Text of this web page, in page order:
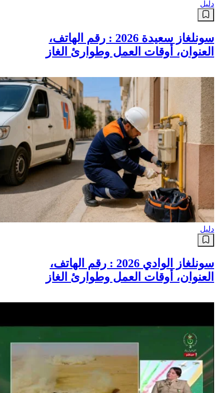
دليل
سونلغاز سعيدة 2026 : رقم الهاتف،
العنوان، أوقات العمل وطوارئ الغاز
دليل
سونلغاز الوادي 2026 : رقم الهاتف،
العنوان، أوقات العمل وطوارئ الغاز